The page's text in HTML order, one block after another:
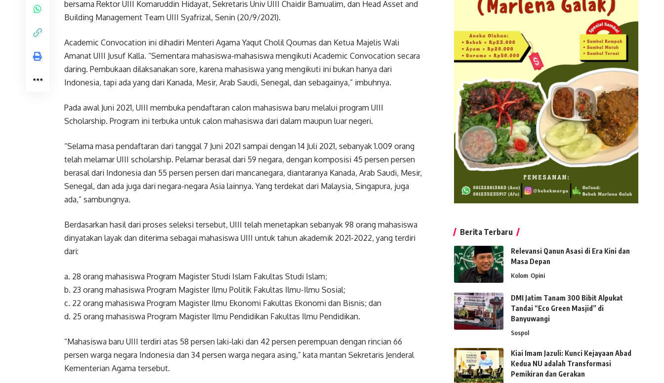
bersama Rektor UIII Komaruddin Hidayat, Sekretaris Univ UIII Chaidir Bamualim, dan Head Asset and
Building Management Team UIII Syafrizal, Senin (20/9/2021).
Academic Convocation ini dihadiri Menteri Agama Yaqut Cholil Qoumas dan Ketua Majelis Wali
Amanat UIII Jusuf Kalla. “Sementara mahasiswa-mahasiswa mengikuti Academic Convocation secara
daring. Pembukaan dilaksanakan sore, karena mahasiswa yang mengikuti ini bukan hanya dari
Indonesia, tapi ada yang dari Kanada, Mesir, Arab Saudi, Senegal, dan sebagainya,” imbuhnya.
Pada awal Juni 2021, UIII membuka pendaftaran calon mahasiswa baru melalui program UIII
Scholarship. Program ini terbuka untuk calon mahasiswa dari dalam maupun luar negeri.
“Selama masa pendaftaran dari tanggal 7 Juni 2021 sampai dengan 14 Juli 2021, sebanyak 1.009 orang
telah melamar UIII scholarship. Pelamar berasal dari 59 negara, dengan komposisi 45 persen persen
berasal dari Indonesia dan 55 persen persen dari mancanegara, diantaranya Kanada, Arab Saudi, Mesir,
Senegal, dan ada juga dari negara-negara Asia lainnya. Yang terdekat dari Malaysia, Singapura, juga
ada,” sambungnya.
Berdasarkan hasil dari proses seleksi tersebut, UIII telah menetapkan sebanyak 98 orang mahasiswa
dinyatakan layak dan diterima sebagai mahasiswa UIII untuk tahun akademik 2021-2022, yang terdiri
dari:
a. 28 orang mahasiswa Program Magister Studi Islam Fakultas Studi Islam;
b. 23 orang mahasiswa Program Magister Ilmu Politik Fakultas Ilmu-Ilmu Sosial;
c. 22 orang mahasiswa Program Magister Ilmu Ekonomi Fakultas Ekonomi dan Bisnis; dan
d. 25 orang mahasiswa Program Magister Ilmu Pendidikan Fakultas Ilmu Pendidikan.
“Mahasiswa baru UIII terdiri atas 58 persen laki-laki dan 42 persen perempuan dengan rincian 66
persen warga negara Indonesia dan 34 persen warga negara asing,” kata mantan Sekretaris Jenderal
Kementerian Agama tersebut.
Berita Terbaru
Relevansi Qanun Asasi di Era Kini dan
Masa Depan
Kolom Opini
DMI Jatim Tanam 300 Bibit Alpukat
Tandai “Eco Green Masjid” di
Banyuwangi
Sospol
Kiai Imam Jazuli: Kunci Kejayaan Abad
Kedua NU adalah Transformasi
Pemikiran dan Gerakan